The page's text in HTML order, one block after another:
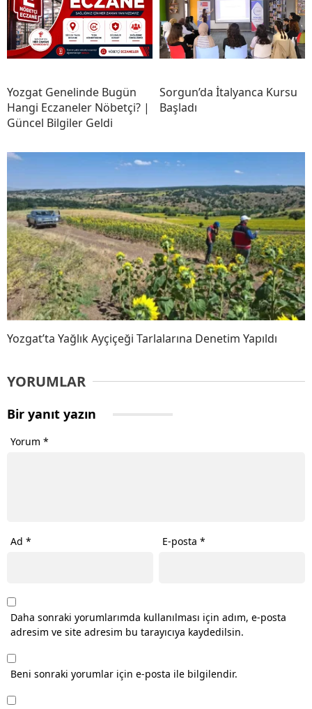
Yozgat Genelinde Bugün
Hangi Eczaneler Nöbetçi? |
Güncel Bilgiler Geldi
Sorgun’da İtalyanca Kursu
Başladı
Yozgat’ta Yağlık Ayçiçeği Tarlalarına Denetim Yapıldı
YORUMLAR
Bir yanıt yazın
Yorum *
Ad * E-posta*
Daha sonraki yorumlarımda kullanılması için adım, e-posta
adresim ve site adresim bu tarayıcıya kaydedilsin.
Beni sonraki yorumlar için e-posta ile bilgilendir.